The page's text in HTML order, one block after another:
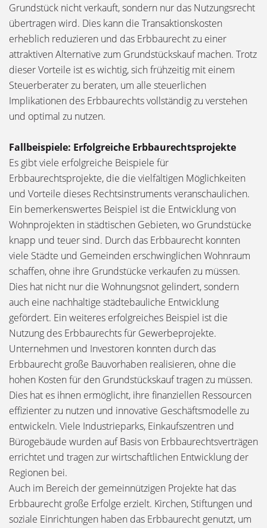
Grundstück nicht verkauft, sondern nur das Nutzungsrecht
übertragen wird. Dies kann die Transaktionskosten
erheblich reduzieren und das Erbbaurecht zu einer
attraktiven Alternative zum Grundstückskauf machen. Trotz
dieser Vorteile ist es wichtig, sich frühzeitig mit einem
Steuerberater zu beraten, um alle steuerlichen
Implikationen des Erbbaurechts vollständig zu verstehen
und optimal zu nutzen.
Fallbeispiele: Erfolgreiche Erbbaurechtsprojekte
Es gibt viele erfolgreiche Beispiele für
Erbbaurechtsprojekte, die die vielfältigen Möglichkeiten
und Vorteile dieses Rechtsinstruments veranschaulichen.
Ein bemerkenswertes Beispiel ist die Entwicklung von
Wohnprojekten in städtischen Gebieten, wo Grundstücke
knapp und teuer sind. Durch das Erbbaurecht konnten
viele Städte und Gemeinden erschwinglichen Wohnraum
schaffen, ohne ihre Grundstücke verkaufen zu müssen.
Dies hat nicht nur die Wohnungsnot gelindert, sondern
auch eine nachhaltige städtebauliche Entwicklung
gefördert. Ein weiteres erfolgreiches Beispiel ist die
Nutzung des Erbbaurechts für Gewerbeprojekte.
Unternehmen und Investoren konnten durch das
Erbbaurecht große Bauvorhaben realisieren, ohne die
hohen Kosten für den Grundstückskauf tragen zu müssen.
Dies hat es ihnen ermöglicht, ihre finanziellen Ressourcen
effizienter zu nutzen und innovative Geschäftsmodelle zu
entwickeln. Viele Industrieparks, Einkaufszentren und
Bürogebäude wurden auf Basis von Erbbaurechtsverträgen
errichtet und tragen zur wirtschaftlichen Entwicklung der
Regionen bei.
Auch im Bereich der gemeinnützigen Projekte hat das
Erbbaurecht große Erfolge erzielt. Kirchen, Stiftungen und
soziale Einrichtungen haben das Erbbaurecht genutzt, um